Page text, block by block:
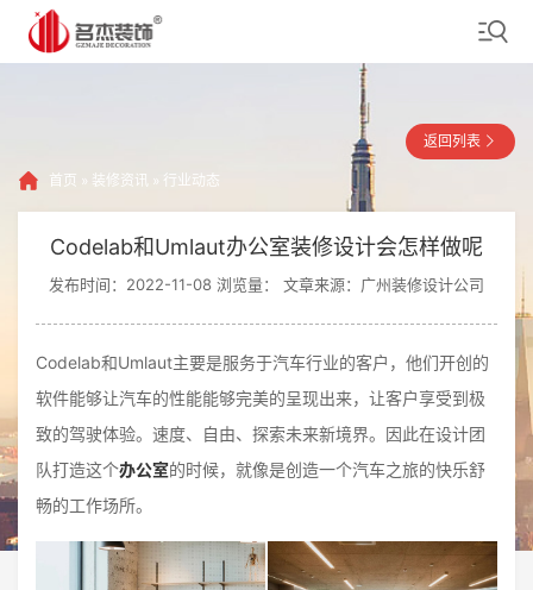
首页 » 装修资讯 » 行业动态
返回列表
Codelab和Umlaut办公室装修设计会怎样做呢
发布时间：2022-11-08 浏览量： 文章来源：广州装修设计公司
Codelab和Umlaut主要是服务于汽车行业的客户，他们开创的
软件能够让汽车的性能能够完美的呈现出来，让客户享受到极
致的驾驶体验。速度、自由、探索未来新境界。因此在设计团
队打造这个办公室的时候，就像是创造一个汽车之旅的快乐舒
畅的工作场所。